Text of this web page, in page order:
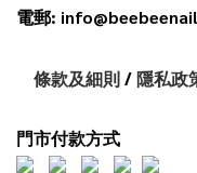
電郵:
條款及細則/隱私政
門市付款方式